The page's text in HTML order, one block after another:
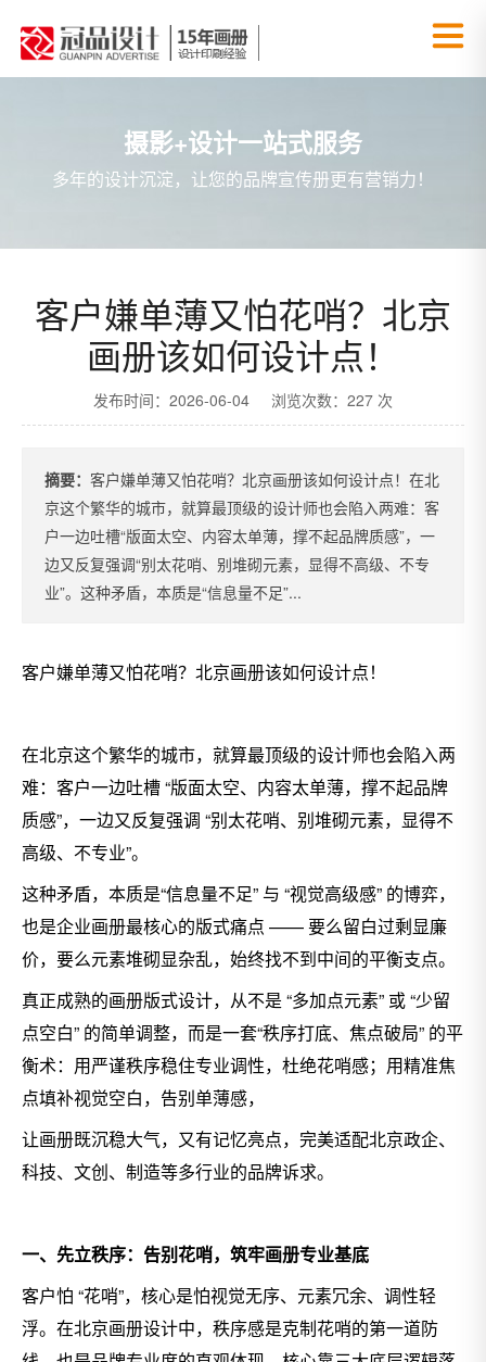
摄影+设计一站式服务
多年的设计沉淀，让您的品牌宣传册更有营销力！
客户嫌单薄又怕花哨？北京
画册该如何设计点！
发布时间：2026-06-04 浏览次数：227 次
摘要： 客户嫌单薄又怕花哨？北京画册该如何设计点！在北
京这个繁华的城市，就算最顶级的设计师也会陷入两难：客
户一边吐槽“版面太空、内容太单薄，撑不起品牌质感”，一
边又反复强调“别太花哨、别堆砌元素，显得不高级、不专
业”。这种矛盾，本质是“信息量不足”...
客户嫌单薄又怕花哨？北京画册该如何设计点！
在北京这个繁华的城市，就算最顶级的设计师也会陷入两
难：客户一边吐槽 “版面太空、内容太单薄，撑不起品牌
质感”，一边又反复强调 “别太花哨、别堆砌元素，显得不
高级、不专业”。
这种矛盾，本质是“信息量不足” 与 “视觉高级感” 的博弈，
也是企业画册最核心的版式痛点 —— 要么留白过剩显廉
价，要么元素堆砌显杂乱，始终找不到中间的平衡支点。
真正成熟的画册版式设计，从不是 “多加点元素” 或 “少留
点空白” 的简单调整，而是一套“秩序打底、焦点破局” 的平
衡术：用严谨秩序稳住专业调性，杜绝花哨感；用精准焦
点填补视觉空白，告别单薄感，
让画册既沉稳大气，又有记忆亮点，完美适配北京政企、
科技、文创、制造等多行业的品牌诉求。
一、先立秩序：告别花哨，筑牢画册专业基底
客户怕 “花哨”，核心是怕视觉无序、元素冗余、调性轻
浮。在北京画册设计中，秩序感是克制花哨的第一道防